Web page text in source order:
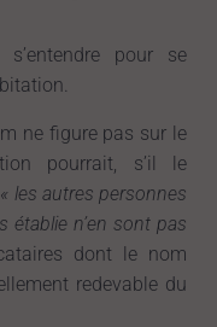
pour se
ne figure pas sur le
pourrait, s’il le
« les autres personnes
établie n’en sont pas
dont le nom
redevable du